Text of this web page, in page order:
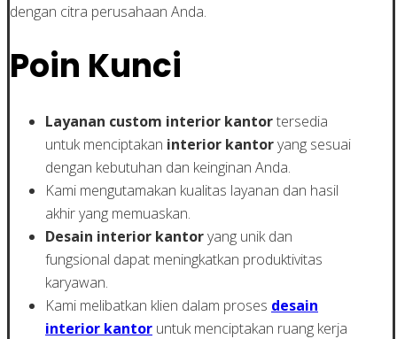
dengan citra perusahaan Anda.
Poin Kunci
Layanan custom interior kantortersedia
untuk menciptakan interior kantoryang sesuai
dengan kebutuhan dan keinginan Anda.
Kami mengutamakan kualitas layanan dan hasil
akhir yang memuaskan.
Desain interior kantoryang unik dan
fungsional dapat meningkatkan produktivitas
karyawan.
Kami melibatkan klien dalam proses desain
interior kantor untuk menciptakan ruang kerja